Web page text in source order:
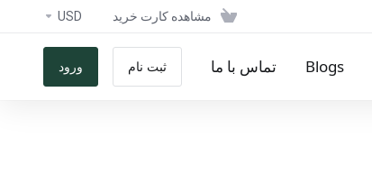
مشاهده کارت خرید USD
Blogs تماس با ما ثبت نام ورود